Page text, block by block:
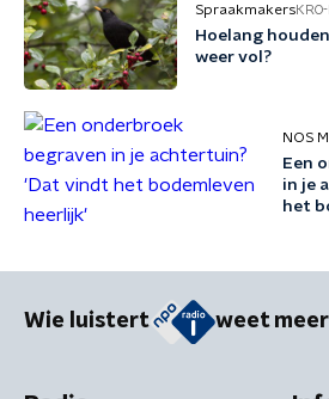
Spraakmakers
Hoelang
weer vol?
NOS
Een
in je
het
Wie luistert weet meer